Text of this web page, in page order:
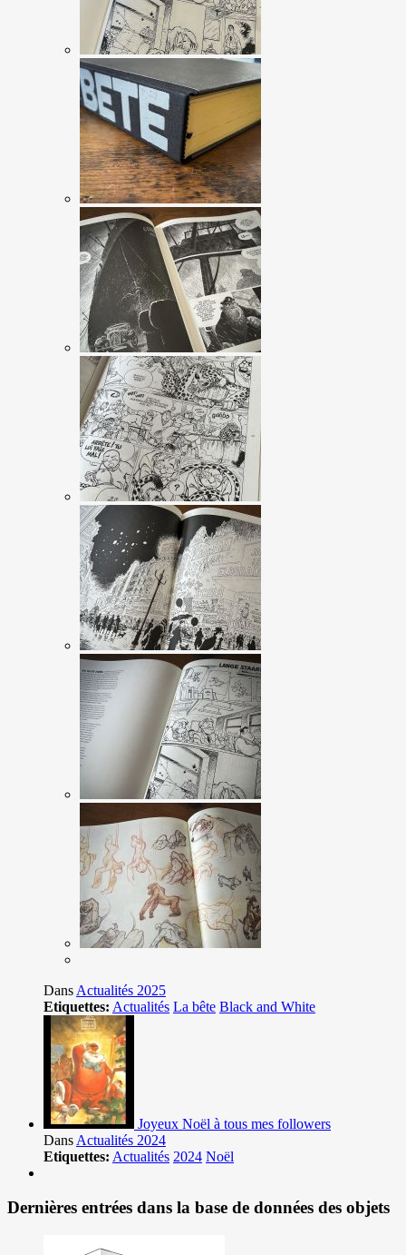
Dans Actualités 2025
Etiquettes: Actualités La bête Black and White
Joyeux Noël à tous mes followers
Dans Actualités 2024
Etiquettes: Actualités 2024 Noël
Dernières entrées dans la base de données des objets